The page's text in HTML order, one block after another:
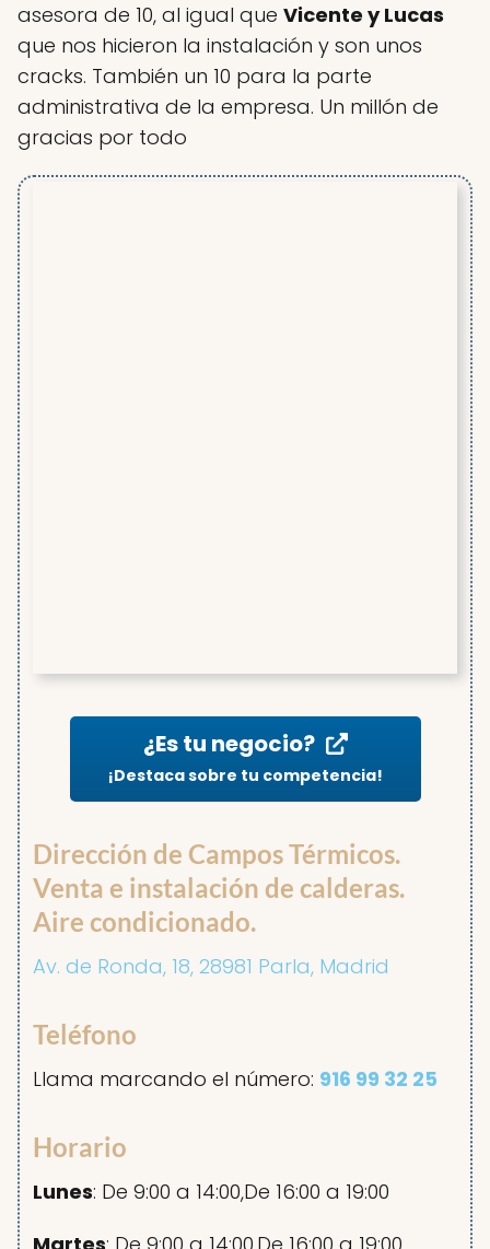
asesora de 10, al igual que Vicente y Lucas
que nos hicieron la instalación y son unos
cracks. También un 10 para la parte
administrativa de la empresa. Un millón de
gracias por todo
¿Es tu negocio?
¡Destaca sobre tu competencia!
Dirección de Campos Térmicos.
Venta e instalación de calderas.
Aire condicionado.
Av. de Ronda, 18, 28981 Parla, Madrid
Teléfono
Llama marcando el número: 916 99 32 25
Horario
Lunes: De 9:00 a 14:00,De 16:00 a 19:00